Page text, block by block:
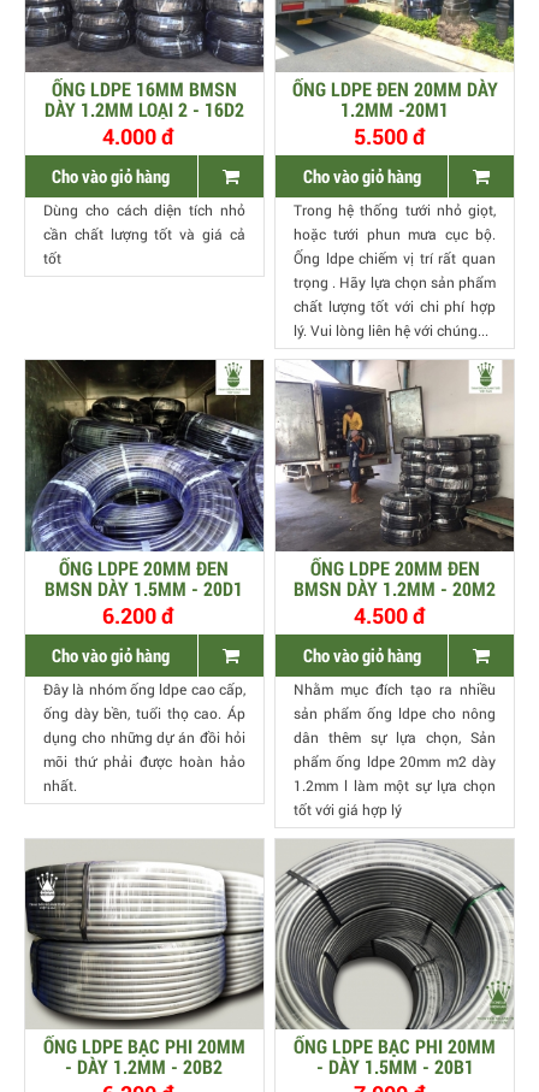
ỐNG LDPE 16MM BMSN
DÀY 1.2MM LOẠI 2 - 16D2
4.000 đ
Cho vào giỏ hàng
Dùng cho cách diện tích nhỏ
cần chất lượng tốt và giá cả
tốt
ỐNG LDPE ĐEN 20MM DÀY
1.2MM -20M1
5.500 đ
Cho vào giỏ hàng
Trong hệ thống tưới nhỏ giọt,
hoặc tưới phun mưa cục bộ.
Ống ldpe chiếm vị trí rất quan
trọng . Hãy lựa chọn sản phẩm
chất lượng tốt với chi phí hợp
lý. Vui lòng liên hệ với chúng...
ỐNG LDPE 20MM ĐEN
BMSN DÀY 1.5MM - 20D1
6.200 đ
Cho vào giỏ hàng
Đây là nhóm ống ldpe cao cấp,
ống dày bền, tuổi thọ cao. Áp
dụng cho những dự án đồi hỏi
mõi thứ phải được hoàn hảo
nhất.
ỐNG LDPE 20MM ĐEN
BMSN DÀY 1.2MM - 20M2
4.500 đ
Cho vào giỏ hàng
Nhằm mục đích tạo ra nhiều
sản phẩm ống ldpe cho nông
dân thêm sự lựa chọn, Sản
phẩm ống ldpe 20mm m2 dày
1.2mm l làm một sự lựa chọn
tốt với giá hợp lý
ỐNG LDPE BẠC PHI 20MM
- DÀY 1.2MM - 20B2
ỐNG LDPE BẠC PHI 20MM
- DÀY 1.5MM - 20B1